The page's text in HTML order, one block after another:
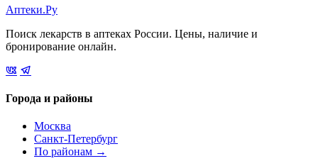
Аптеки.Ру
Поиск лекарств в аптеках России. Цены, наличие и
бронирование онлайн.
Города и районы
Москва
Санкт-Петербург
По районам →